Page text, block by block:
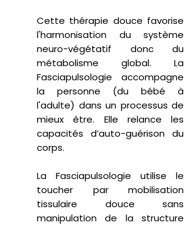
Cette thérapie douce favorise
l'harmonisation du système
neuro-végétatif donc du
métabolisme global. La
Fasciapulsologie accompagne
la personne (du bébé à
l'adulte) dans un processus de
mieux être. Elle relance les
capacités d’auto-guérison du
corps.
La Fasciapulsologie utilise le
toucher par mobilisation
tissulaire douce sans
manipulation de la structure